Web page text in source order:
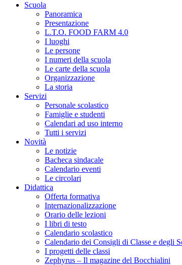
Scuola
Panoramica
Presentazione
L.T.O. FOOD FARM 4.0
I luoghi
Le persone
I numeri della scuola
Le carte della scuola
Organizzazione
La storia
Servizi
Personale scolastico
Famiglie e studenti
Calendari ad uso interno
Tutti i servizi
Novità
Le notizie
Bacheca sindacale
Calendario eventi
Le circolari
Didattica
Offerta formativa
Internazionalizzazione
Orario delle lezioni
I libri di testo
Calendario scolastico
Calendario dei Consigli di Classe e degli
I progetti delle classi
Zephyrus – Il magazine del Bocchialini